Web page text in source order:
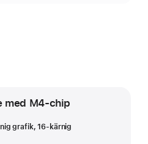
med M4-chip
grafik, 16‑kärnig